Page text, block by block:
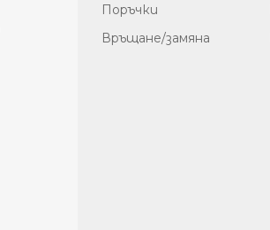
Поръчки
Връщане/замяна